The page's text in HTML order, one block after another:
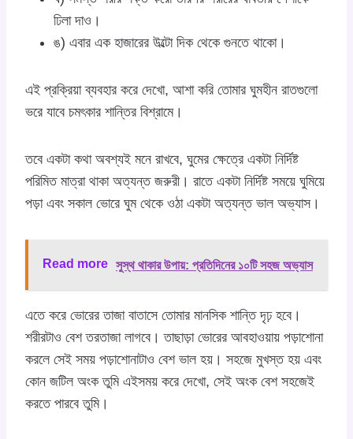
ঢিলা দাও।
ঙ) এবার এক হাজারের উল্টো দিক থেকে গুনতে থাকো।
এই প্রক্রিয়া ব্যবহার করে দেখো, আশা করি তোমার ঘুমহীন রাতগুলো
ভরে যাবে চমৎকার শান্তির বিশ্রামে।
তবে একটা কথা অবশ্যই মনে রাখবে, ঘুমের ক্ষেত্রে একটা নির্দিষ্ট
পরিমিত মাত্রা থাকা অত্যন্ত জরুরী। রাতে একটা নির্দিষ্ট সময়ে ঘুমিয়ে
পড়া এবং সকাল ভোরে ঘুম থেকে ওঠা একটা অত্যন্ত ভাল অভ্যাস।
Read more সুস্থ থাকার উপায়: প্রতিদিনের ১০টি সহজ অভ্যাস
এতে করে ভোরের তাজা বাতাসে তোমার মানসিক শান্তি দৃঢ় হবে।
শরীরটাও বেশ তরতাজা লাগবে। তাছাড়া ভোরের আবহাওয়ায় পড়াশোনা
করলে সেই সময় পড়াশোনাটাও বেশ ভাল হয়। সহজে মুখস্ত হয় এবং
কোন জটিল অংক তুমি এইসময় করে দেখো, সেই অংক বেশ সহজেই
করতে পারবে তুমি।